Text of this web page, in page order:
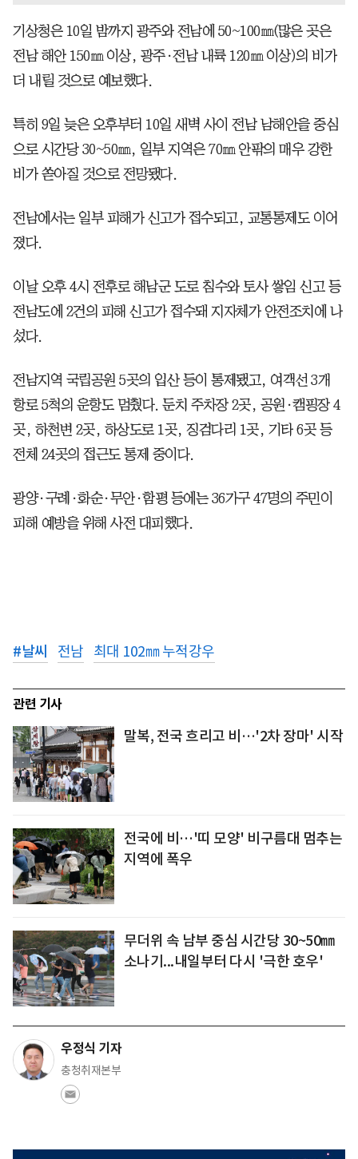
기상청은 10일 밤까지 광주와 전남에 50~100㎜(많은 곳은
전남 해안 150㎜ 이상, 광주·전남 내륙 120㎜ 이상)의 비가
더 내릴 것으로 예보했다.
특히 9일 늦은 오후부터 10일 새벽 사이 전남 남해안을 중심
으로 시간당 30~50㎜, 일부 지역은 70㎜ 안팎의 매우 강한
비가 쏟아질 것으로 전망됐다.
전남에서는 일부 피해가 신고가 접수되고, 교통통제도 이어
졌다.
이날 오후 4시 전후로 해남군 도로 침수와 토사 쌓임 신고 등
전남도에 2건의 피해 신고가 접수돼 지자체가 안전조치에 나
섰다.
전남지역 국립공원 5곳의 입산 등이 통제됐고, 여객선 3개
항로 5척의 운항도 멈췄다. 둔치 주차장 2곳, 공원·캠핑장 4
곳, 하천변 2곳, 하상도로 1곳, 징검다리 1곳, 기타 6곳 등
전체 24곳의 접근도 통제 중이다.
광양·구례·화순·무안·함평 등에는 36가구 47명의 주민이
피해 예방을 위해 사전 대피했다.
#날씨 전남 최대 102㎜ 누적강우
관련 기사
말복, 전국 흐리고 비…'2차 장마' 시작
전국에 비…'띠 모양' 비구름대 멈추는
지역에 폭우
무더위 속 남부 중심 시간당 30~50㎜
소나기...내일부터 다시 '극한 호우'
우정식 기자
충청취재본부